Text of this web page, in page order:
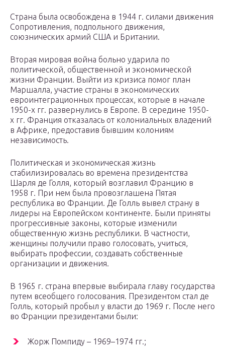
Страна была освобождена в 1944 г. силами движения
Сопротивления, подпольного движения,
союзнических армий США и Британии.
Вторая мировая война больно ударила по
политической, общественной и экономической
жизни Франции. Выйти из кризиса помог план
Маршалла, участие страны в экономических
евроинтеграционных процессах, которые в начале
1950-х гг. развернулись в Европе. В середине 1950-
х гг. Франция отказалась от колониальных владений
в Африке, предоставив бывшим колониям
независимость.
Политическая и экономическая жизнь
стабилизировалась во времена президентства
Шарля де Голля, который возглавил Францию в
1958 г. При нем была провозглашена Пятая
республика во Франции. Де Голль вывел страну в
лидеры на Европейском континенте. Были приняты
прогрессивные законы, которые изменили
общественную жизнь республики. В частности,
женщины получили право голосовать, учиться,
выбирать профессии, создавать собственные
организации и движения.
В 1965 г. страна впервые выбирала главу государства
путем всеобщего голосования. Президентом стал де
Голль, который пробыл у власти до 1969 г. После него
во Франции президентами были:
Жорж Помпиду – 1969–1974 гг.;